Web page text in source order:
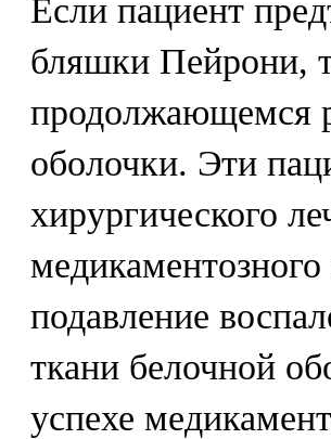
Если пациент
бляшки Пейрони,
продолжающемся
оболочки. Эти
хирургического
подавление
ткани белочной
успехе